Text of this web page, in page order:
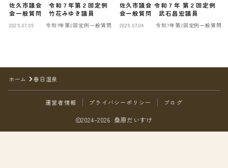
佐久市議会 令和７年第２回定例
会一般質問 竹花みゆき議員
2025.07.05 令和7年第2回定例一般質問
佐久市議会 令和７年 第２回定例
会一般質問 武石昌宏議員
2025.07.04 令和7年第2回定例一般質問
ホーム 春日温泉
運営者情報 プライバシーポリシー ブログ
2024–2026 桑原だいすけ